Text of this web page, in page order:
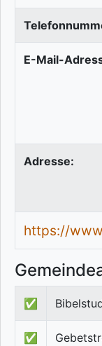
E-Mail-
Adresse:
https://
✅
✅